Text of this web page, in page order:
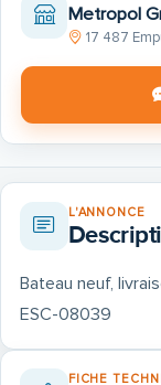
Metropol
17 487
L'ANNONCE
Bateau neuf,
ESC-08039
FICHE